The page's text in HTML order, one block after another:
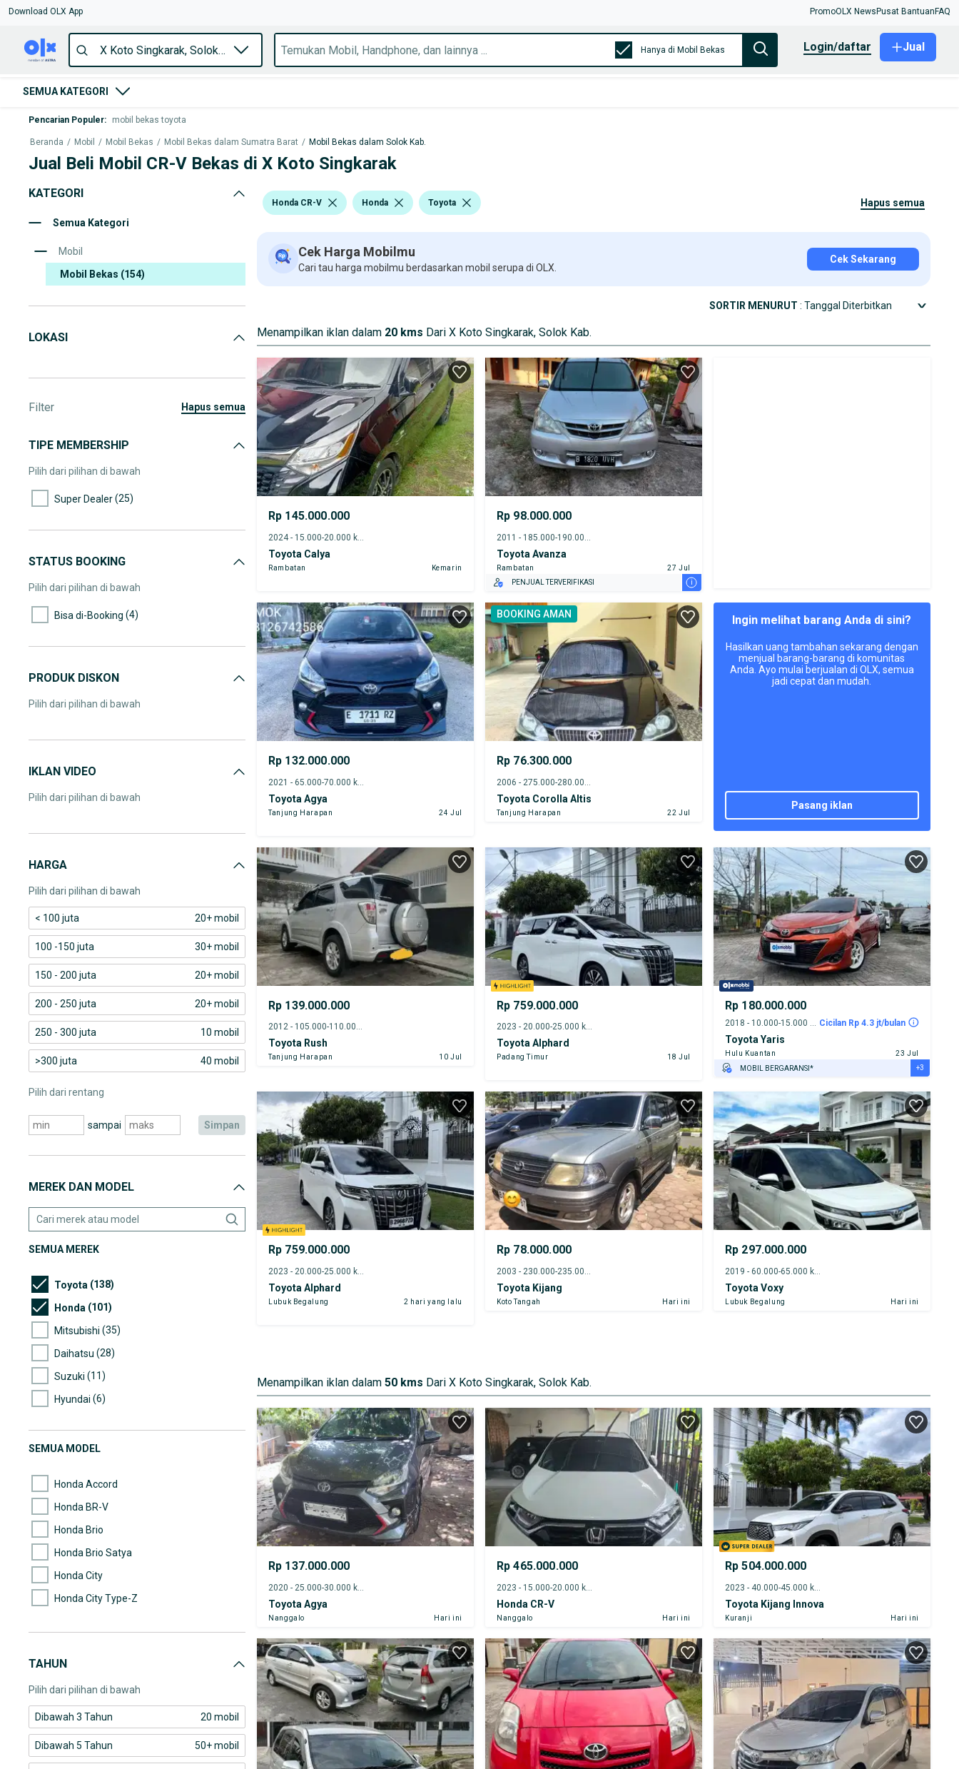
Download OLX App PromoOLX News Pusat Bantuan FAQ
Hanya di Mobil Bekas login/daftar Jual
SEMUA KATEGORI
Pencarian Populer: mobil bekas toyota
Beranda / Mobil / Mobil Bekas / Mobil Bekas dalam Sumatra Barat / Mobil Bekas dalam Solok Kab.
Jual Beli Mobil CR-V Bekas di X Koto Singkarak
KATEGORI
Semua Kategori
Mobil
Mobil Bekas (154)
LOKASI
Filter hapus semua
TIPE MEMBERSHIP
Pilih dari pilihan di bawah
Super Dealer(25)
STATUS BOOKING
Pilih dari pilihan di bawah
Bisa di-Booking (4)
PRODUK DISKON
Pilih dari pilihan di bawah
IKLAN VIDEO
Pilih dari pilihan di bawah
HARGA
Pilih dari pilihan di bawah
< 100 juta 20+ mobil
100 -150 juta 30+ mobil
150 - 200 juta 20+ mobil
200 - 250 juta 20+ mobil
250 - 300 juta 10 mobil
>300 juta 40 mobil
Pilih dari rentang
sampai simpan
MEREK DAN MODEL
SEMUA MEREK
Toyota (138)
Honda (101)
Mitsubishi (35)
Daihatsu (28)
Suzuki (11)
Hyundai (6)
Ford(3)
SEMUA MODEL
Honda Accord
Honda BR-V
Honda Brio
Honda Brio Satya
Honda City
Honda City Type-Z
Honda CR-V
TAHUN
Pilih dari pilihan di bawah
Dibawah 3 Tahun 20 mobil
Dibawah 5 Tahun 50+ mobil
Honda CR-V Honda Toyota hapus semua
Cek Harga Mobilmu
Cari tau harga mobilmu berdasarkan mobil serupa di OLX.
Cek Sekarang
SORTIR MENURUT : Tanggal Diterbitkan
Menampilkan iklan dalam 20 kms Dari X Koto Singkarak, Solok Kab.
Rp 145.000.000
Toyota Calya
Rambatan Kemarin
Rp 98.000.000
Toyota Avanza
Rambatan
27 Jul
PENJUAL TERVERIFIKASI
i
Rp 132.000.000
Toyota Agya
Tanjung Harapan 24 Jul
BOOKING AMAN
Rp 76.300.000
Toyota Corolla Altis
Tanjung Harapan 22 Jul
Ingin melihat barang Anda di sini?
Hasilkan uang tambahan sekarang dengan
menjual barang-barang di komunitas
Anda. Ayo mulai berjualan di OLX, semua
jadi cepat dan mudah.
pasang iklan
Rp 139.000.000
2012 - 105.000-110.000 km
Toyota Rush
Tanjung Harapan 10 Jul
Rp 759.000.000
2023 - 20.000-25.000 km
Toyota Alphard
Padang Timur 18 Jul
Rp 180.000.000
Cicilan Rp 4.3 jt/bulan
Toyota Yaris
Hulu Kuantan
23 Jul
MOBIL BERGARANSI*
TEST DRIVE DARI RUMAH
GRATIS BIAYA JASA PERAWATAN*
+3
Rp 759.000.000
2023 - 20.000-25.000 km
Toyota Alphard
Lubuk Begalung 2 hari yang lalu
Rp 78.000.000
2003 - 230.000-235.000 km
Toyota Kijang
Koto Tangah Hari ini
Rp 297.000.000
2019 - 60.000-65.000 km
Toyota Voxy
Lubuk Begalung Hari ini
Menampilkan iklan dalam 50 kms Dari X Koto Singkarak, Solok Kab.
Rp 137.000.000
2020 - 25.000-30.000 km
Toyota Agya
Nanggalo Hari ini
Rp 465.000.000
2023 - 15.000-20.000 km
Honda CR-V
Nanggalo Hari ini
Rp 504.000.000
2023 - 40.000-45.000 km
Toyota Kijang Innova
Kuranji Hari ini